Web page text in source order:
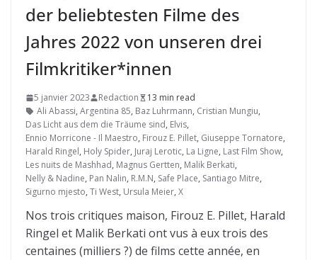
der beliebtesten Filme des
Jahres 2022 von unseren drei
Filmkritiker*innen
5 janvier 2023 Redaction
13 min read
Ali Abassi, Argentina 85, Baz Luhrmann, Cristian Mungiu,
Das Licht aus dem die Träume sind, Elvis,
Ennio Morricone - Il Maestro, Firouz E. Pillet, Giuseppe Tornatore,
Harald Ringel, Holy Spider, Juraj Lerotic, La Ligne, Last Film Show,
Les nuits de Mashhad, Magnus Gertten, Malik Berkati,
Nelly & Nadine, Pan Nalin, R.M.N, Safe Place, Santiago Mitre,
Sigurno mjesto, Ti West, Ursula Meier, X
Nos trois critiques maison, Firouz E. Pillet, Harald
Ringel et Malik Berkati ont vus à eux trois des
centaines (milliers ?) de films cette année, en